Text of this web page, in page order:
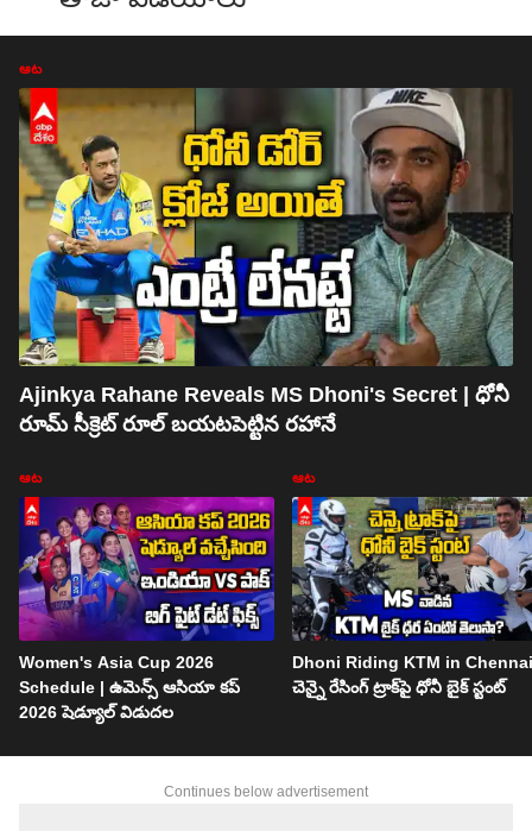
ఆట
Ajinkya Rahane Reveals MS Dhoni's Secret | ధోనీ
రూమ్ సీక్రెట్ రూల్ బయటపెట్టిన రహానే
ఆట
Women's Asia Cup 2026
Schedule | ఉమెన్స్ ఆసియా కప్
2026 షెడ్యూల్ విడుదల
ఆట
Dhoni Riding KTM in
చెన్నై రేసింగ్ ట్రాక్‌పై ధోనీ బైక్ స్టంట్
Continues below advertisement